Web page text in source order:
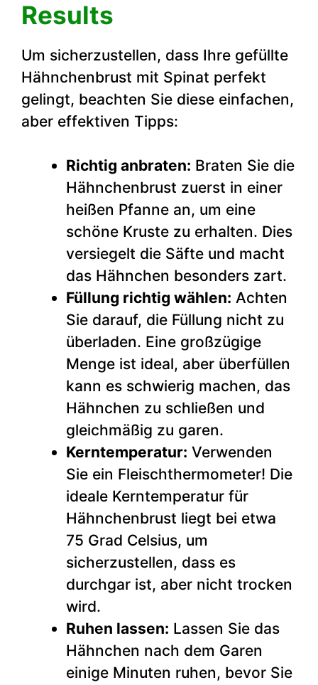
Results
Um sicherzustellen, dass Ihre gefüllte
Hähnchenbrust mit Spinat perfekt
gelingt, beachten Sie diese einfachen,
aber effektiven Tipps:
Richtig anbraten: Braten Sie die
Hähnchenbrust zuerst in einer
heißen Pfanne an, um eine
schöne Kruste zu erhalten. Dies
versiegelt die Säfte und macht
das Hähnchen besonders zart.
Füllung richtig wählen: Achten
Sie darauf, die Füllung nicht zu
überladen. Eine großzügige
Menge ist ideal, aber überfüllen
kann es schwierig machen, das
Hähnchen zu schließen und
gleichmäßig zu garen.
Kerntemperatur: Verwenden
Sie ein Fleischthermometer! Die
ideale Kerntemperatur für
Hähnchenbrust liegt bei etwa
75 Grad Celsius, um
sicherzustellen, dass es
durchgar ist, aber nicht trocken
wird.
Ruhen lassen: Lassen Sie das
Hähnchen nach dem Garen
einige Minuten ruhen, bevor Sie